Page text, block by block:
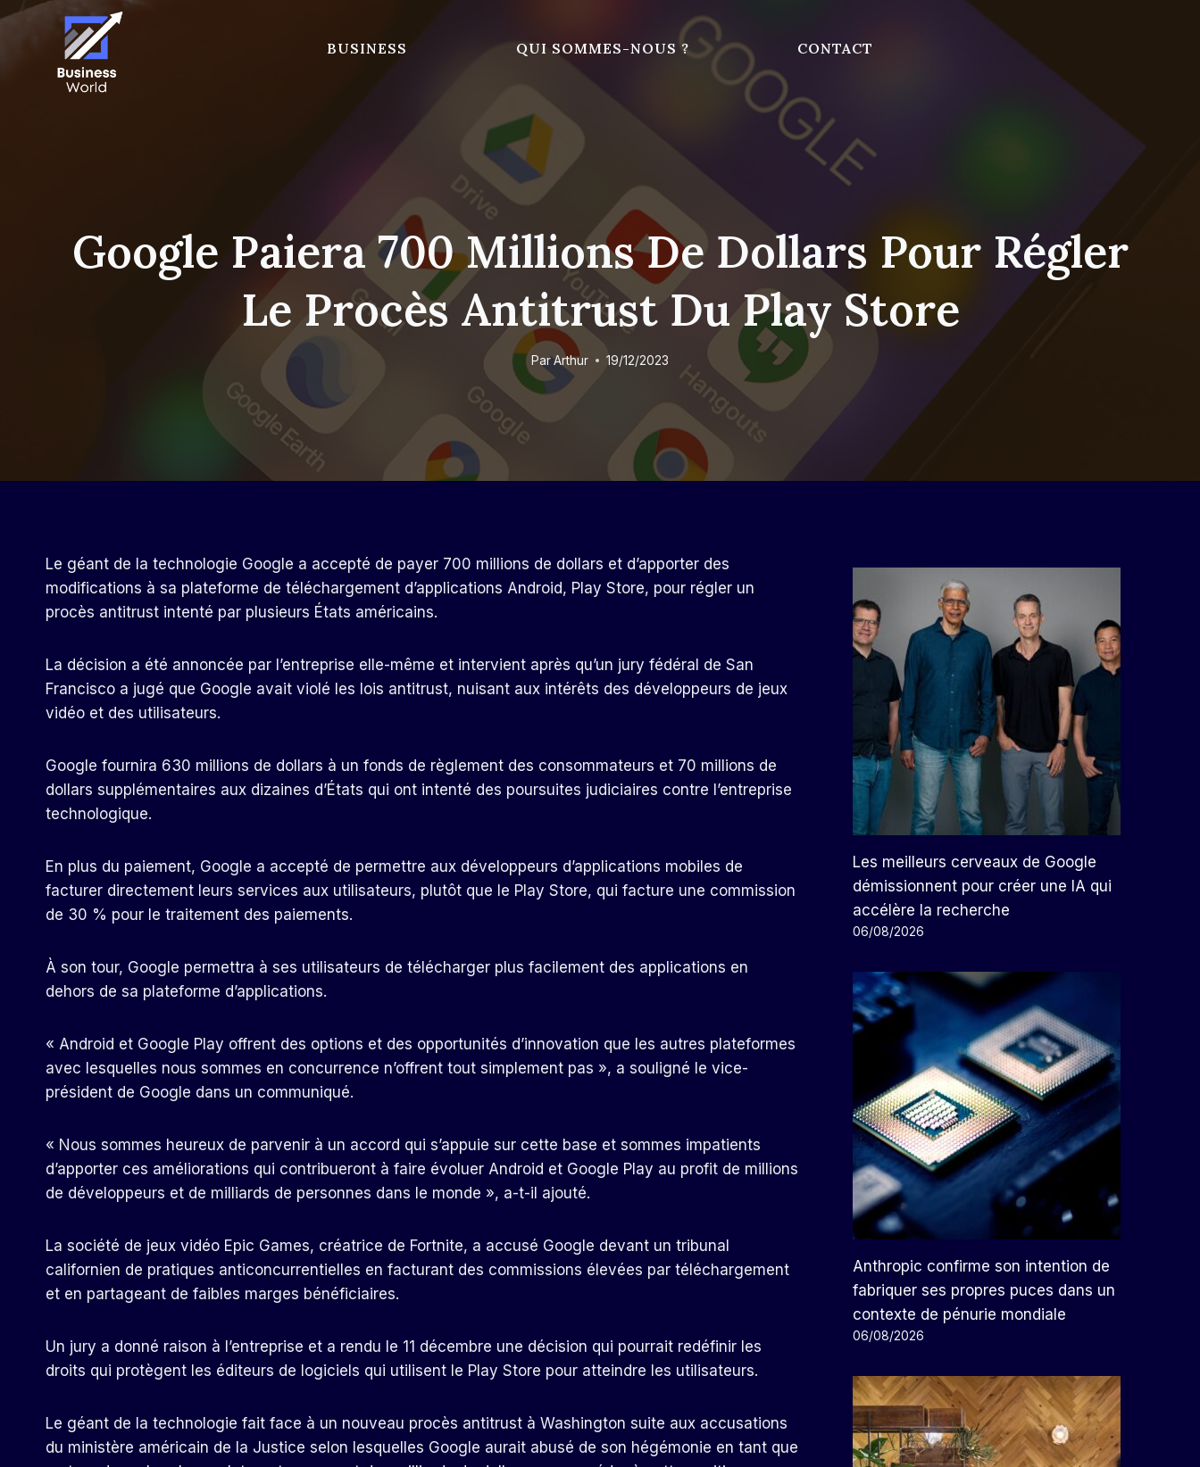
Skip
BUSINESS QUI SOMMES-NOUS ? CONTACT
Google Paiera 700 Millions De Dollars Pour Régler
Le Procès Antitrust Du Play Store
ParArthur 19/12/2023
Le géant de la technologie Google a accepté de payer 700 millions de dollars et d’apporter des
modifications à sa plateforme de téléchargement d’applications Android, Play Store, pour régler un
procès antitrust intenté par plusieurs États américains.
La décision a été annoncée par l’entreprise elle-même et intervient après qu’un jury fédéral de San
Francisco a jugé que Google avait violé les lois antitrust, nuisant aux intérêts des développeurs de jeux
vidéo et des utilisateurs.
Google fournira 630 millions de dollars à un fonds de règlement des consommateurs et 70 millions de
dollars supplémentaires aux dizaines d’États qui ont intenté des poursuites judiciaires contre l’entreprise
technologique.
En plus du paiement, Google a accepté de permettre aux développeurs d’applications mobiles de
facturer directement leurs services aux utilisateurs, plutôt que le Play Store, qui facture une commission
de 30 % pour le traitement des paiements.
À son tour, Google permettra à ses utilisateurs de télécharger plus facilement des applications en
dehors de sa plateforme d’applications.
« Android et Google Play offrent des options et des opportunités d’innovation que les autres plateformes
avec lesquelles nous sommes en concurrence n’offrent tout simplement pas », a souligné le vice-
président de Google dans un communiqué.
« Nous sommes heureux de parvenir à un accord qui s’appuie sur cette base et sommes impatients
d’apporter ces améliorations qui contribueront à faire évoluer Android et Google Play au profit de millions
de développeurs et de milliards de personnes dans le monde », a-t-il ajouté.
La société de jeux vidéo Epic Games, créatrice de Fortnite, a accusé Google devant un tribunal
californien de pratiques anticoncurrentielles en facturant des commissions élevées par téléchargement
et en partageant de faibles marges bénéficiaires.
Un jury a donné raison à l’entreprise et a rendu le 11 décembre une décision qui pourrait redéfinir les
droits qui protègent les éditeurs de logiciels qui utilisent le Play Store pour atteindre les utilisateurs.
Le géant de la technologie fait face à un nouveau procès antitrust à Washington suite aux accusations
du ministère américain de la Justice selon lesquelles Google aurait abusé de son hégémonie en tant que
Les meilleurs cerveaux de Google
démissionnent pour créer une IA qui
accélère la recherche
06/08/2026
Anthropic confirme son intention de
fabriquer ses propres puces dans un
contexte de pénurie mondiale
06/08/2026